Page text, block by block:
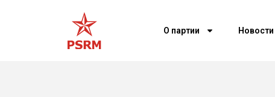
О партии Новости